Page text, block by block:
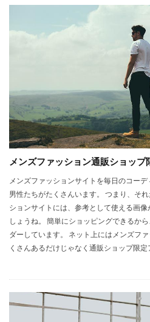
メンズファッション通販ショップ
メンズファッションサイトを毎日のコー
男性たちがたくさんいます。 つまり、そ
ションサイトには、参考として使える画
しょうね。 簡単にショッピングできるか
ダーしています。 ネット上にはメンズフ
くさんあるだけじゃなく通販ショップ限